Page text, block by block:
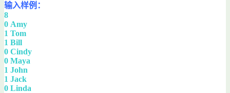
输入样例：
8
0 Amy
1 Tom
1 Bill
0 Cindy
0 Maya
1 John
1 Jack
0 Linda